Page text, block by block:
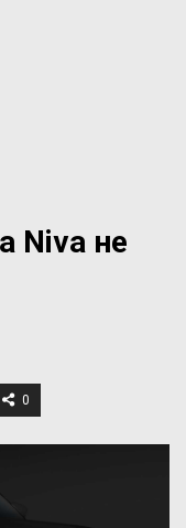
Niva не
0